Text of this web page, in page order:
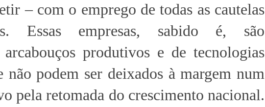
– com o emprego de todas as cautelas
Essas empresas, sabido é, são
arcabouços produtivos e de tecnologias
não podem ser deixados à margem num
pela retomada do crescimento nacional.